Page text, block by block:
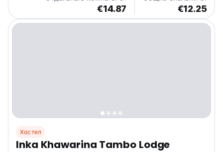
€14.87 €12.25
Хостел
Inka Khawarina Tambo Lodge